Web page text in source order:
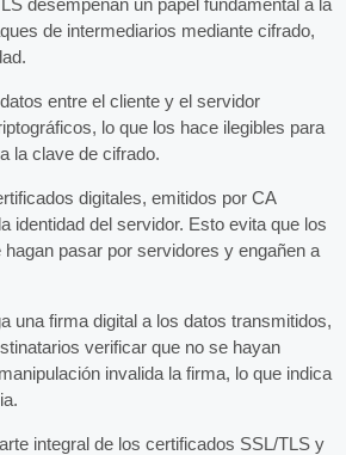
de intermediarios mediante cifrado,
entre el cliente y el servidor
lo que los hace ilegibles para
la clave de cifrado.
digitales, emitidos por CA
identidad del servidor. Esto evita que los
pasar por servidores y engañen a
una firma digital a los datos transmitidos,
verificar que no se hayan
invalida la firma, lo que indica
integral de los certificados SSL/TLS y